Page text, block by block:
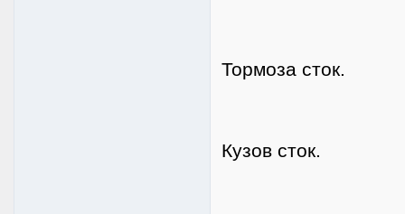
Тормоза сток.
Кузов сток.